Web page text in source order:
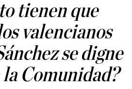
tienen que
valencianos
se digne
la Comunidad?